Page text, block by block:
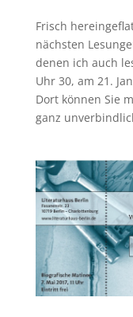
Frisch
nächsten
denen ich auch
Uhr 30, am 21.
Dort können Sie
ganz